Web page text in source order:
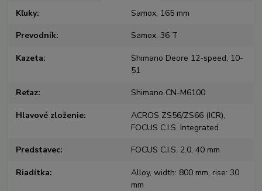
Kľuky Samox, 165 mm
Prevodník Samox, 36 T
Kazeta
Shimano Deore 12-speed, 10-
51
Reťaz Shimano CN-M6100
Hlavové zloženie
ACROS ZS56/ZS66 (ICR),
FOCUS C.I.S. Integrated
Predstavec FOCUS C.I.S. 2.0, 40 mm
Riadítka
Alloy, width: 800 mm, rise: 30
mm